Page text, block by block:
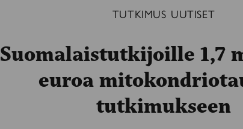
TUTKIMUS UUTISET
Suomalaistutkijoille 1,7
euroa
tutkimukseen